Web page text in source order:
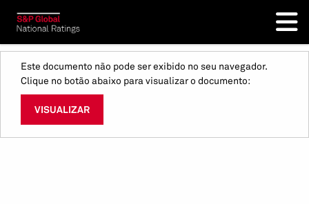
Este documento não pode ser exibido no seu navegador.
Clique no botão abaixo para visualizar o documento:
VISUALIZAR